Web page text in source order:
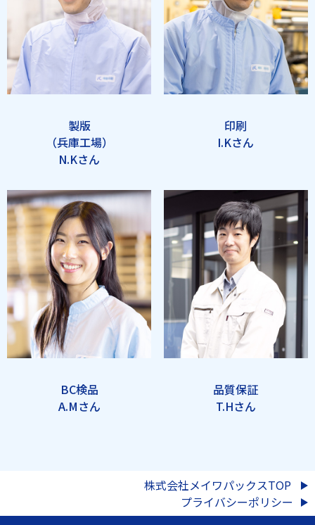
製版
（兵庫工場）
N.Kさん
印刷
I.Kさん
BC検品
A.Mさん
品質保証
T.Hさん
株式会社メイワパックスTOP
プライバシーポリシー